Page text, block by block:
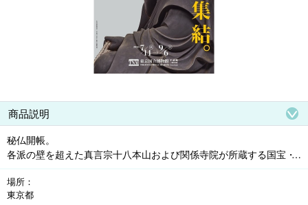
商品説明
秘仏開帳。
各派の壁を超えた真言宗十八本山および関係寺院が所蔵する国宝・
重要文化財を多数含む寺宝が一堂に会する展覧会。
【当日券価格】一般2,300円、大学生1,300円、高校生900円
場所
東京都